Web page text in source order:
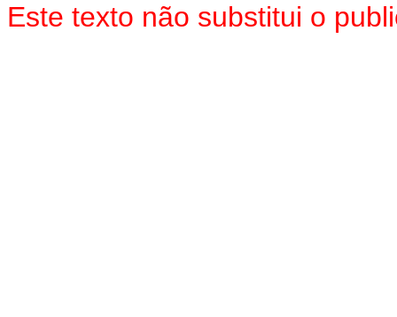
Este texto não substitui o